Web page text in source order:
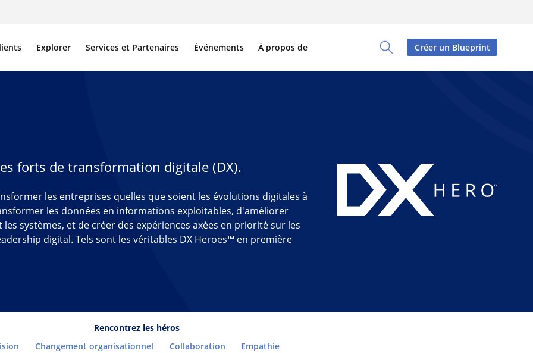
Toggle Search Panel
Explorer Services et Partenaires Événements À propos de Créer un Blueprint
forts de transformation digitale (DX).
les entreprises quelles que soient les évolutions digitales à
les données en informations exploitables, d'améliorer
systèmes, et de créer des expériences axées en priorité sur les
digital. Tels sont les véritables DX Heroes™ en première
Rencontrez les héros
Changement organisationnel Collaboration Empathie